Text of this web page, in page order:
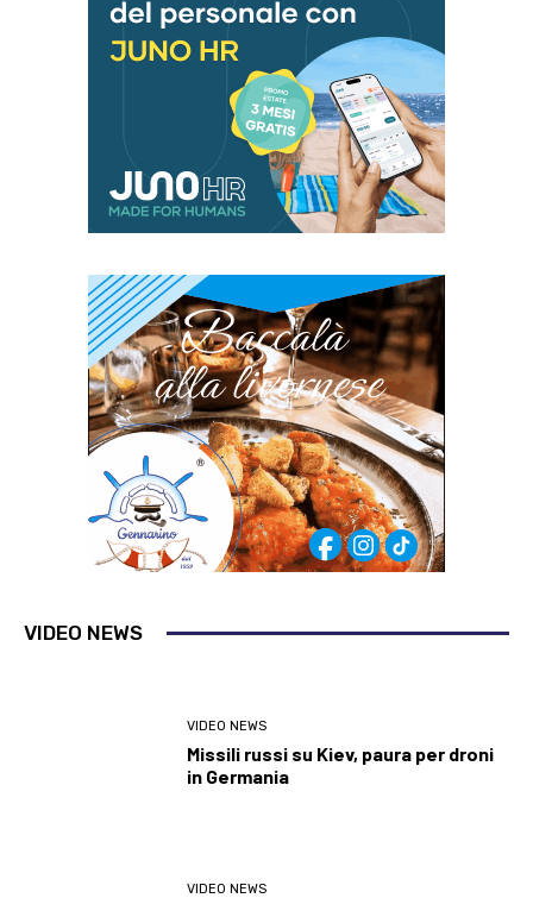
VIDEO NEWS
VIDEO NEWS
Missili russi su Kiev, paura per droni
in Germania
VIDEO NEWS